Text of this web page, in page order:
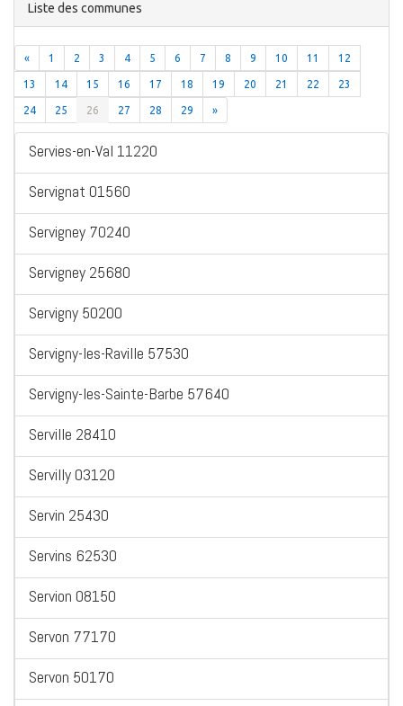
Liste des communes
« 1 2 3 4 5 6 7 8 9 10 11 12
13 14 15 16 17 18 19 20 21 22 23
24 25 26 27 28 29 »
Servies-en-Val 11220
Servignat 01560
Servigney 70240
Servigney 25680
Servigny 50200
Servigny-les-Raville 57530
Servigny-les-Sainte-Barbe 57640
Serville 28410
Servilly 03120
Servin 25430
Servins 62530
Servion 08150
Servon 77170
Servon 50170